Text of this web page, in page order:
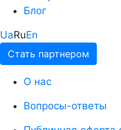
Блог
UaRuEn
Стать партнером
О нас
Вопросы-ответы